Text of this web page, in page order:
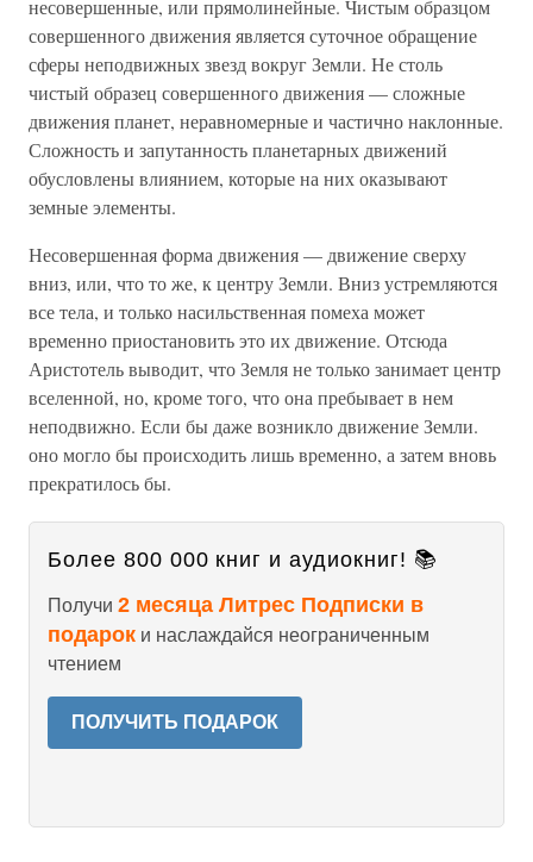
несовершенные, или прямолинейные. Чистым образцом
совершенного движения является суточное обращение
сферы неподвижных звезд вокруг Земли. Не столь
чистый образец совершенного движения — сложные
движения планет, неравномерные и частично наклонные.
Сложность и запутанность планетарных движений
обусловлены влиянием, которые на них оказывают
земные элементы.
Несовершенная форма движения — движение сверху
вниз, или, что то же, к центру Земли. Вниз устремляются
все тела, и только насильственная помеха может
временно приостановить это их движение. Отсюда
Аристотель выводит, что Земля не только занимает центр
вселенной, но, кроме того, что она пребывает в нем
неподвижно. Если бы даже возникло движение Земли.
оно могло бы происходить лишь временно, а затем вновь
прекратилось бы.
Более 800 000 книг и аудиокниг! 📚
Получи 2 месяца Литрес Подписки в
подарок и наслаждайся неограниченным
чтением
ПОЛУЧИТЬ ПОДАРОК